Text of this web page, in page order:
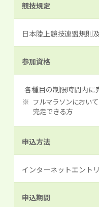
競技規定
日本陸上競技連盟規則
参加資格
各種目の制限時間内に
フルマラソンにおい
完走できる方
申込方法
インターネットエント
申込期間